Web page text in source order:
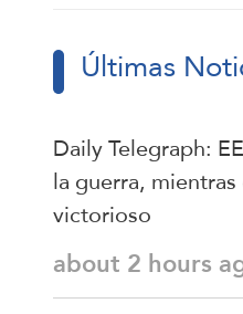
Últimas
Daily Telegraph:
la guerra,
victorioso
about 2 hours